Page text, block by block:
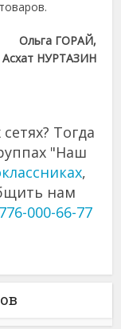
Ольга ГОРАЙ,
Асхат НУРТАЗИН
Тогда
"Наш
,
нам
000-66-77